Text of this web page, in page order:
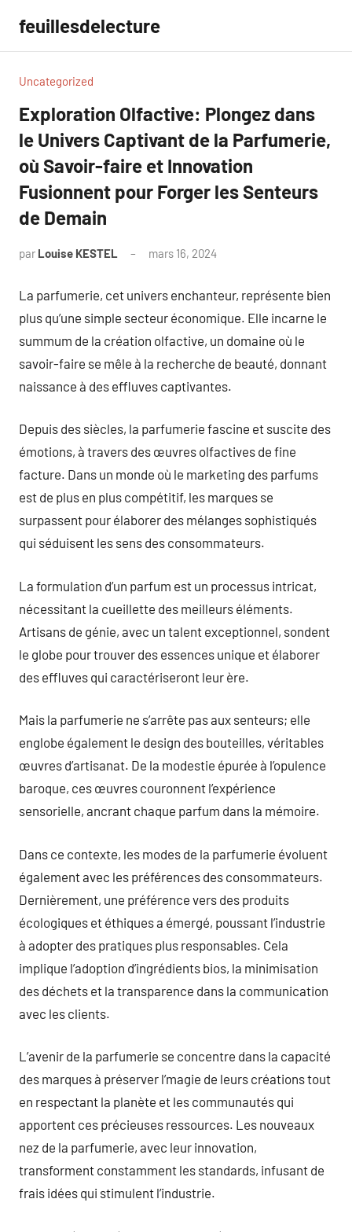
contenu
feuillesdelecture
Uncategorized
Exploration Olfactive: Plongez dans
le Univers Captivant de la Parfumerie,
où Savoir-faire et Innovation
Fusionnent pour Forger les Senteurs
de Demain
par Louise KESTEL mars 16, 2024
La parfumerie, cet univers enchanteur, représente bien
plus qu’une simple secteur économique. Elle incarne le
summum de la création olfactive, un domaine où le
savoir-faire se mêle à la recherche de beauté, donnant
naissance à des effluves captivantes.
Depuis des siècles, la parfumerie fascine et suscite des
émotions, à travers des œuvres olfactives de fine
facture. Dans un monde où le marketing des parfums
est de plus en plus compétitif, les marques se
surpassent pour élaborer des mélanges sophistiqués
qui séduisent les sens des consommateurs.
La formulation d’un parfum est un processus intricat,
nécessitant la cueillette des meilleurs éléments.
Artisans de génie, avec un talent exceptionnel, sondent
le globe pour trouver des essences unique et élaborer
des effluves qui caractériseront leur ère.
Mais la parfumerie ne s’arrête pas aux senteurs; elle
englobe également le design des bouteilles, véritables
œuvres d’artisanat. De la modestie épurée à l’opulence
baroque, ces œuvres couronnent l’expérience
sensorielle, ancrant chaque parfum dans la mémoire.
Dans ce contexte, les modes de la parfumerie évoluent
également avec les préférences des consommateurs.
Dernièrement, une préférence vers des produits
écologiques et éthiques a émergé, poussant l’industrie
à adopter des pratiques plus responsables. Cela
implique l’adoption d’ingrédients bios, la minimisation
des déchets et la transparence dans la communication
avec les clients.
L’avenir de la parfumerie se concentre dans la capacité
des marques à préserver l’magie de leurs créations tout
en respectant la planète et les communautés qui
apportent ces précieuses ressources. Les nouveaux
nez de la parfumerie, avec leur innovation,
transforment constamment les standards, infusant de
frais idées qui stimulent l’industrie.